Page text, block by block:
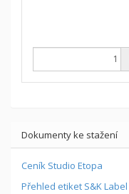
Dokumenty ke stažení
Ceník Studio Etopa
Přehled etiket S&K Label